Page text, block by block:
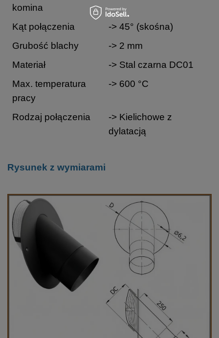
komina
Kąt połączenia
-> 45° (skośna)
Grubość blachy
-> 2 mm
Materiał
-> Stal czarna DC01
Max. temperatura
pracy
-> 600 °C
Rodzaj połączenia
-> Kielichowe z
dylatacją
Rysunek z wymiarami